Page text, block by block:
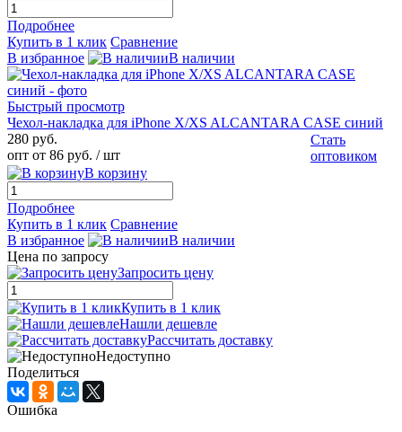
Подробнее
Купить в 1 клик Сравнение
В избранное
В наличии
Быстрый просмотр
Чехол-накладка для iPhone X/XS ALCANTARA CASE синий
280 руб.
опт от 86 руб. / шт
Стать
оптовиком
В корзину
Подробнее
Купить в 1 клик Сравнение
В избранное
В наличии
Цена по запросу
Запросить цену
Купить в 1 клик
Нашли дешевле
Рассчитать доставку
Недоступно
Поделиться
Ошибка